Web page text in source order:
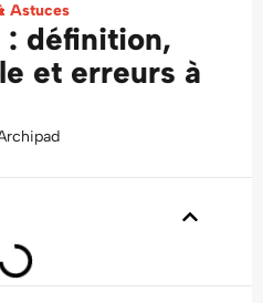
Astuces
: définition,
et erreurs à